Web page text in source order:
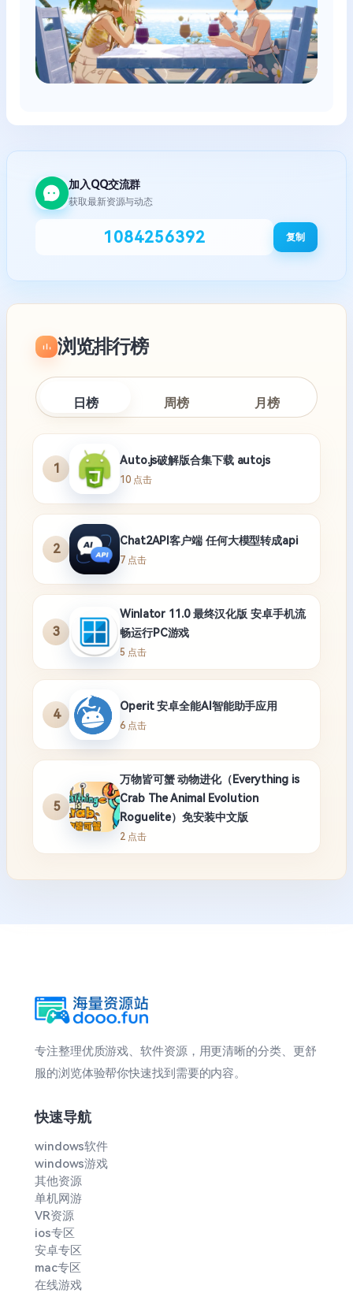
加入QQ交流群
获取最新资源与动态
1084256392 复制
浏览排行榜
日榜 周榜 月榜
1
Auto.js破解版合集下载 autojs
10 点击
2
Chat2API客户端 任何大模型转成api
7 点击
3
Winlator 11.0 最终汉化版 安卓手机流
畅运行PC游戏
5 点击
4
Operit 安卓全能AI智能助手应用
6 点击
5
万物皆可蟹 动物进化（Everything is
Crab The Animal Evolution
Roguelite）免安装中文版
2 点击
专注整理优质游戏、软件资源，用更清晰的分类、更舒
服的浏览体验帮你快速找到需要的内容。
快速导航
windows软件
windows游戏
其他资源
单机网游
VR资源
ios专区
安卓专区
mac专区
在线游戏